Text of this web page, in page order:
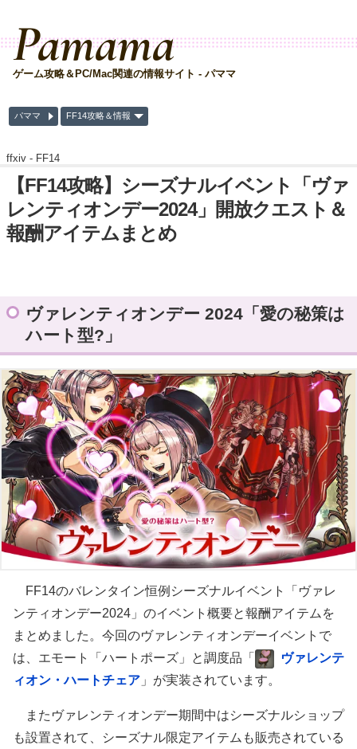
Pamama
ゲーム攻略＆PC/Mac関連の情報サイト - パママ
パママ FF14攻略＆情報
ffxiv - FF14
【FF14攻略】シーズナルイベント「ヴァ
レンティオンデー2024」開放クエスト＆
報酬アイテムまとめ
ヴァレンティオンデー 2024「愛の秘策は
ハート型?」
FF14のバレンタイン恒例シーズナルイベント「ヴァレ
ンティオンデー2024」のイベント概要と報酬アイテムを
まとめました。今回のヴァレンティオンデーイベントで
は、エモート「ハートポーズ」と調度品「
ヴァレンテ
ィオン・ハートチェア 」が実装されています。
またヴァレンティオンデー期間中はシーズナルショップ
も設置されて、シーズナル限定アイテムも販売されている